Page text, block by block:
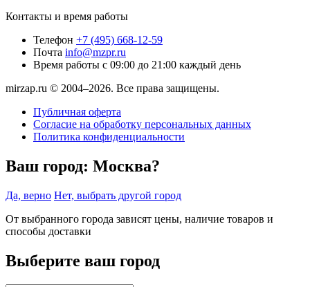
Контакты и время работы
Телефон +7 (495) 668-12-59
Почта info@mzpr.ru
Время работы с 09:00 до 21:00 каждый день
mirzap.ru © 2004–2026. Все права защищены.
Публичная оферта
Согласие на обработку персональных данных
Политика конфиденциальности
Ваш город: Москва?
Да, верно Нет, выбрать другой город
От выбранного города зависят цены, наличие товаров и
способы доставки
Выберите ваш город